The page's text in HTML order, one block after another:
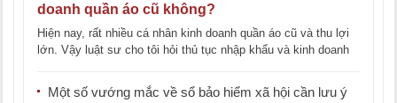
doanh quần áo cũ không?
Hiện nay, rất nhiều cá nhân kinh doanh quần áo cũ và thu lợi
lớn. Vậy luật sư cho tôi hỏi thủ tục nhập khẩu và kinh doanh
Một số vướng mắc về sổ bảo hiểm xã hội cần lưu ý